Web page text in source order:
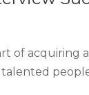
of acquiring
talented